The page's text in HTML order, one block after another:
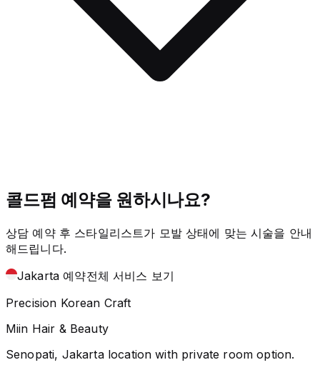
콜드펌 예약을 원하시나요?
상담 예약 후 스타일리스트가 모발 상태에 맞는 시술을 안내
해드립니다.
Jakarta 예약전체 서비스 보기
Precision Korean Craft
Miin Hair & Beauty
Senopati, Jakarta location with private room option.